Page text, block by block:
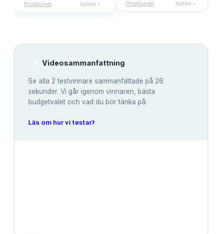
PriceRunner
butiker ›
PriceRunner
butiker ›
Videosammanfattning
Se alla 2 testvinnare sammanfattade på 26
sekunder. Vi går igenom vinnaren, bästa
budgetvalet och vad du bör tänka på.
Läs om hur vi testar›